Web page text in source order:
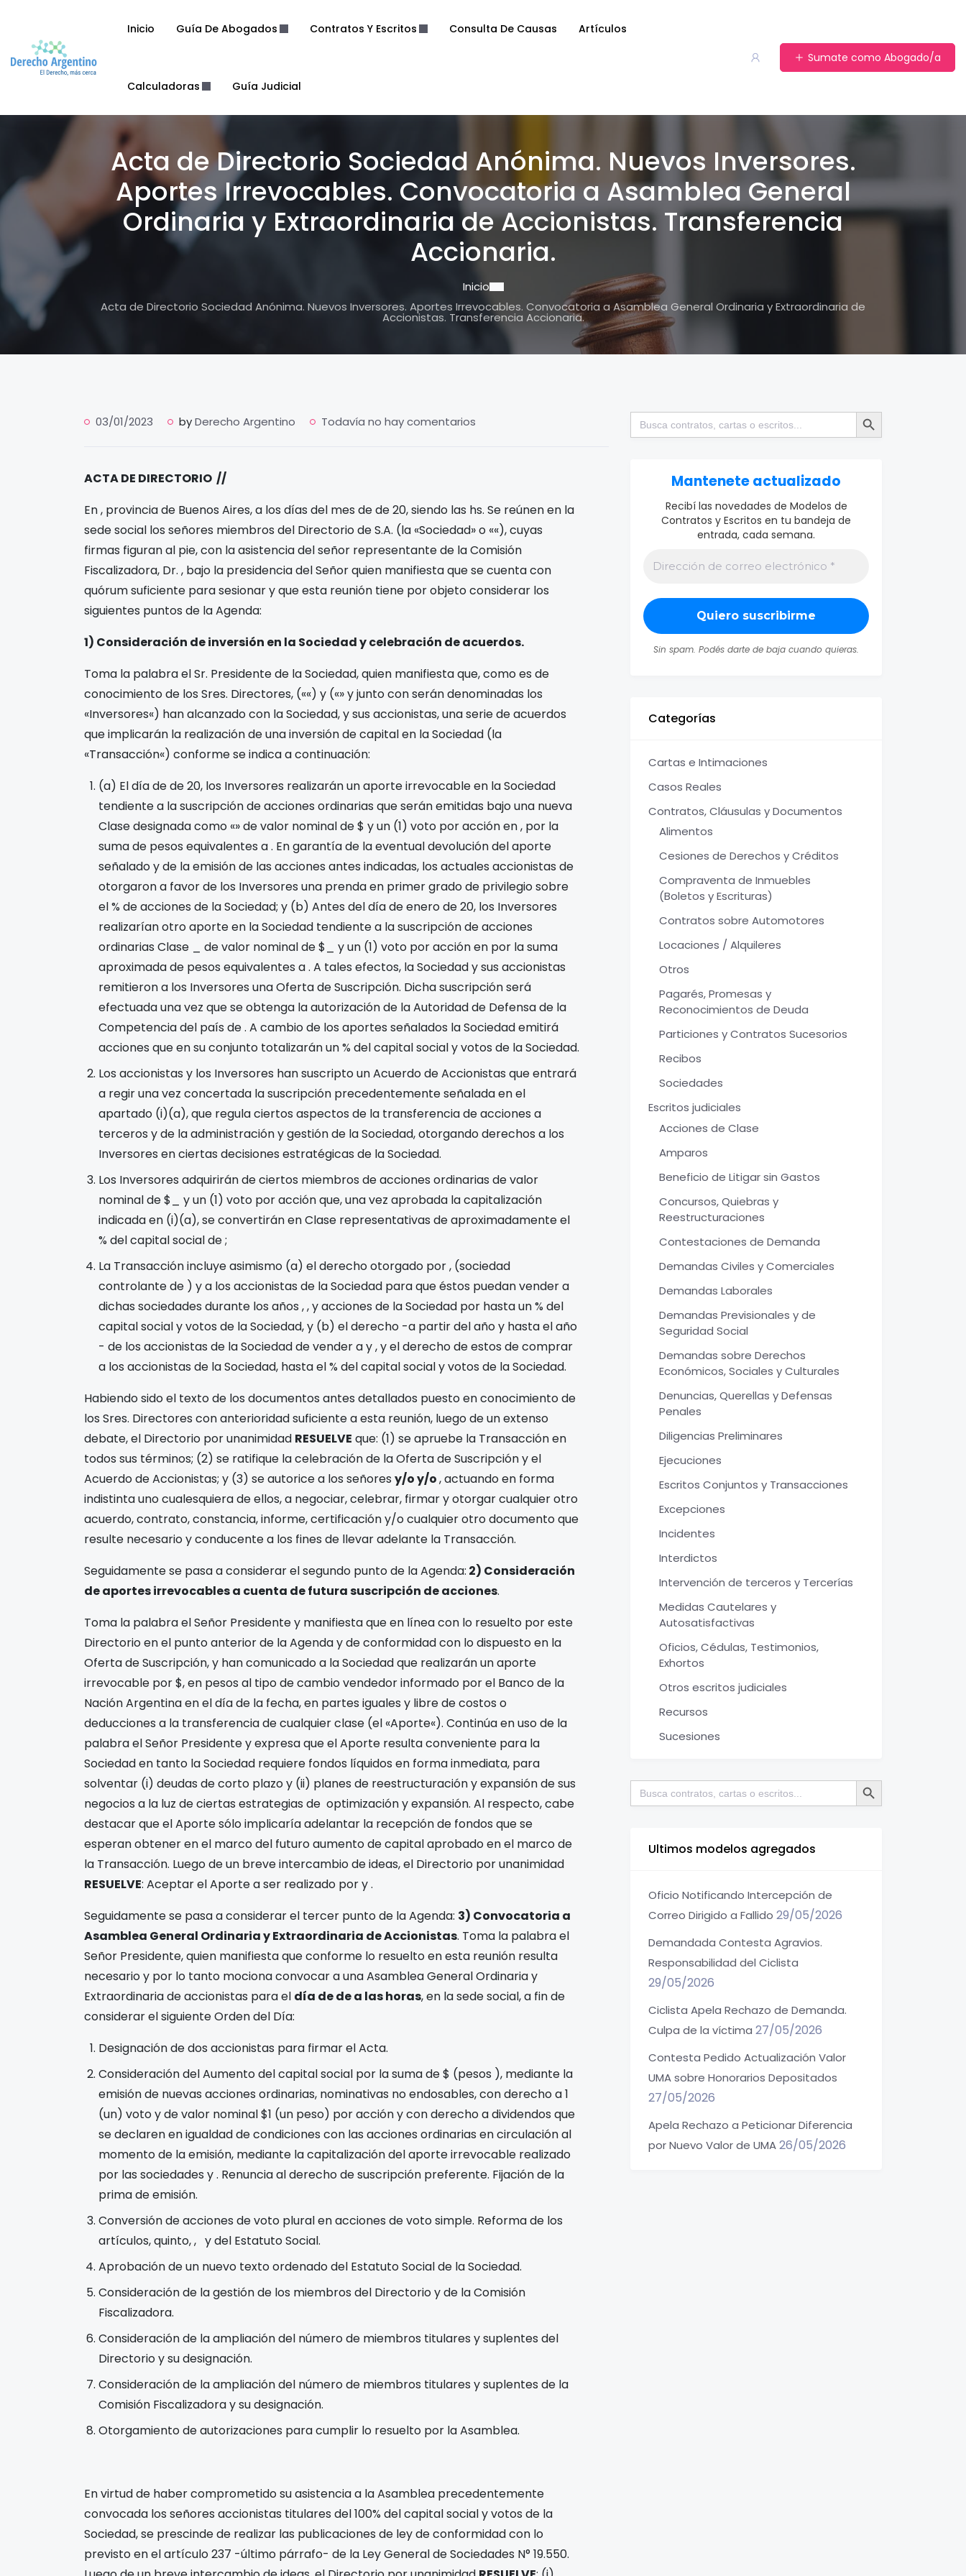
Inicio Guía De Abogados Contratos Y Escritos Consulta De Causas Artículos
Calculadoras Guía Judicial
Sumate como Abogado/a
Acta de Directorio Sociedad Anónima. Nuevos Inversores.
Aportes Irrevocables. Convocatoria a Asamblea General
Ordinaria y Extraordinaria de Accionistas. Transferencia
Accionaria.
Inicio
Acta de Directorio Sociedad Anónima. Nuevos Inversores. Aportes Irrevocables. Convocatoria a Asamblea General Ordinaria y Extraordinaria de
Accionistas. Transferencia Accionaria.
03/01/2023 byDerecho Argentino Todavía no hay comentarios
ACTA DE DIRECTORIO //
En, provincia de Buenos Aires, a los días del mes dede 20, siendo las hs. Se reúnen en la
sede social los señores miembros del Directorio deS.A. (la «Sociedad» o ««), cuyas
firmas figuran al pie, con la asistencia del señor representante de la Comisión
Fiscalizadora, Dr. , bajo la presidencia del Señorquien manifiesta que se cuenta con
quórum suficiente para sesionar y que esta reunión tiene por objeto considerar los
siguientes puntos de la Agenda:
1) Consideración de inversión en la Sociedad y celebración de acuerdos.
Toma la palabra el Sr. Presidente de la Sociedad, quien manifiesta que, como es de
conocimiento de los Sres. Directores, (««) y («» y junto conserán denominadas los
«Inversores«) han alcanzado con la Sociedad, y sus accionistas, una serie de acuerdos
que implicarán la realización de una inversión de capital en la Sociedad (la
«Transacción«) conforme se indica a continuación:
(a) El díadede 20, los Inversores realizarán un aporte irrevocable en la Sociedad
tendiente a la suscripción de acciones ordinarias que serán emitidas bajo una nueva
Clase designada como «» de valor nominal de $ y un (1) voto por acción en, por la
suma de pesos equivalentes a. En garantía de la eventual devolución del aporte
señalado y de la emisión de las acciones antes indicadas, los actuales accionistas de
otorgaron a favor de los Inversores una prenda en primer grado de privilegio sobre
el% de acciones de la Sociedad; y (b) Antes del díade enero de 20, los Inversores
realizarían otro aporte en la Sociedad tendiente a la suscripción de acciones
ordinarias Clase _ de valor nominal de $_ y un (1) voto por acción en por la suma
aproximada de pesos equivalentes a. A tales efectos, la Sociedad y sus accionistas
remitieron a los Inversores una Oferta de Suscripción. Dicha suscripción será
efectuada una vez que se obtenga la autorización de la Autoridad de Defensa de la
Competencia del país de. A cambio de los aportes señalados la Sociedad emitirá
acciones que en su conjunto totalizarán un% del capital social y votos de la Sociedad.
Los accionistas y los Inversores han suscripto un Acuerdo de Accionistas que entrará
a regir una vez concertada la suscripción precedentemente señalada en el
apartado (i)(a), que regula ciertos aspectos de la transferencia de acciones a
terceros y de la administración y gestión de la Sociedad, otorgando derechos a los
Inversores en ciertas decisiones estratégicas de la Sociedad.
Los Inversores adquirirán de ciertos miembros deacciones ordinarias de valor
nominal de $_ y un (1) voto por acción que, una vez aprobada la capitalización
indicada en (i)(a), se convertirán en Clase representativas de aproximadamente el
% del capital social de;
La Transacción incluye asimismo (a) el derecho otorgado por, (sociedad
controlante de ) ya los accionistas de la Sociedad para que éstos puedan vender a
dichas sociedades durante los años ,,yacciones de la Sociedad por hasta un% del
capital social y votos de la Sociedad, y (b) el derecho -a partir del añoy hasta el año
- de los accionistas de la Sociedad de vender ay, y el derecho de estos de comprar
a los accionistas de la Sociedad, hasta el% del capital social y votos de la Sociedad.
Habiendo sido el texto de los documentos antes detallados puesto en conocimiento de
los Sres. Directores con anterioridad suficiente a esta reunión, luego de un extenso
debate, el Directorio por unanimidad RESUELVE que: (1) se apruebe la Transacción en
todos sus términos; (2) se ratifique la celebración de la Oferta de Suscripción y el
Acuerdo de Accionistas; y (3) se autorice a los señores y/oy/o, actuando en forma
indistinta uno cualesquiera de ellos, a negociar, celebrar, firmar y otorgar cualquier otro
acuerdo, contrato, constancia, informe, certificación y/o cualquier otro documento que
resulte necesario y conducente a los fines de llevar adelante la Transacción.
Seguidamente se pasa a considerar el segundo punto de la Agenda: 2) Consideración
de aportes irrevocables a cuenta de futura suscripción de acciones.
Toma la palabra el Señor Presidente y manifiesta que en línea con lo resuelto por este
Directorio en el punto anterior de la Agenda y de conformidad con lo dispuesto en la
Oferta de Suscripción,y han comunicado a la Sociedad que realizarán un aporte
irrevocable por $, en pesos al tipo de cambio vendedor informado por el Banco de la
Nación Argentina en el día de la fecha, en partes iguales y libre de costos o
deducciones a la transferencia de cualquier clase (el «Aporte«). Continúa en uso de la
palabra el Señor Presidente y expresa que el Aporte resulta conveniente para la
Sociedad en tanto la Sociedad requiere fondos líquidos en forma inmediata, para
solventar (i) deudas de corto plazo y (ii) planes de reestructuración y expansión de sus
negocios a la luz de ciertas estrategias de optimización y expansión. Al respecto, cabe
destacar que el Aporte sólo implicaría adelantar la recepción de fondos que se
esperan obtener en el marco del futuro aumento de capital aprobado en el marco de
la Transacción. Luego de un breve intercambio de ideas, el Directorio por unanimidad
RESUELVE: Aceptar el Aporte a ser realizado pory.
Seguidamente se pasa a considerar el tercer punto de la Agenda: 3) Convocatoria a
Asamblea General Ordinaria y Extraordinaria de Accionistas. Toma la palabra el
Señor Presidente, quien manifiesta que conforme lo resuelto en esta reunión resulta
necesario y por lo tanto mociona convocar a una Asamblea General Ordinaria y
Extraordinaria de accionistas para el día dedea lashoras,en la sede social, a fin de
considerar el siguiente Orden del Día:
Designación de dos accionistas para firmar el Acta.
Consideración del Aumento del capital social por la suma de $ (pesos ), mediante la
emisión de nuevas acciones ordinarias, nominativas no endosables, con derecho a 1
(un) voto y de valor nominal $1 (un peso) por acción y con derecho a dividendos que
se declaren en igualdad de condiciones con las acciones ordinarias en circulación al
momento de la emisión, mediante la capitalización del aporte irrevocable realizado
por las sociedades y. Renuncia al derecho de suscripción preferente. Fijación de la
prima de emisión.
Conversión de acciones de voto plural en acciones de voto simple. Reforma de los
artículos, quinto,, ydel Estatuto Social.
Aprobación de un nuevo texto ordenado del Estatuto Social de la Sociedad.
Consideración de la gestión de los miembros del Directorio y de la Comisión
Fiscalizadora.
Consideración de la ampliación del número de miembros titulares y suplentes del
Directorio y su designación.
Consideración de la ampliación del número de miembros titulares y suplentes de la
Comisión Fiscalizadora y su designación.
Otorgamiento de autorizaciones para cumplir lo resuelto por la Asamblea.
En virtud de haber comprometido su asistencia a la Asamblea precedentemente
convocada los señores accionistas titulares del 100% del capital social y votos de la
Sociedad, se prescinde de realizar las publicaciones de ley de conformidad con lo
previsto en el artículo 237 -último párrafo- de la Ley General de Sociedades N° 19.550.
Buscar: Botón de búsqueda
Mantenete actualizado
Recibí las novedades de Modelos de
Contratos y Escritos en tu bandeja de
entrada, cada semana.
Sin spam. Podés darte de baja cuando quieras.
Categorías
Cartas e Intimaciones
Casos Reales
Contratos, Cláusulas y Documentos
Alimentos
Cesiones de Derechos y Créditos
Compraventa de Inmuebles
(Boletos y Escrituras)
Contratos sobre Automotores
Locaciones / Alquileres
Otros
Pagarés, Promesas y
Reconocimientos de Deuda
Particiones y Contratos Sucesorios
Recibos
Sociedades
Escritos judiciales
Acciones de Clase
Amparos
Beneficio de Litigar sin Gastos
Concursos, Quiebras y
Reestructuraciones
Contestaciones de Demanda
Demandas Civiles y Comerciales
Demandas Laborales
Demandas Previsionales y de
Seguridad Social
Demandas sobre Derechos
Económicos, Sociales y Culturales
Denuncias, Querellas y Defensas
Penales
Diligencias Preliminares
Ejecuciones
Escritos Conjuntos y Transacciones
Excepciones
Incidentes
Interdictos
Intervención de terceros y Tercerías
Medidas Cautelares y
Autosatisfactivas
Oficios, Cédulas, Testimonios,
Exhortos
Otros escritos judiciales
Recursos
Sucesiones
Buscar: Botón de búsqueda
Ultimos modelos agregados
Oficio Notificando Intercepción de
Correo Dirigido a Fallido 29/05/2026
Demandada Contesta Agravios.
Responsabilidad del Ciclista
29/05/2026
Ciclista Apela Rechazo de Demanda.
Culpa de la víctima 27/05/2026
Contesta Pedido Actualización Valor
UMA sobre Honorarios Depositados
27/05/2026
Apela Rechazo a Peticionar Diferencia
por Nuevo Valor de UMA26/05/2026